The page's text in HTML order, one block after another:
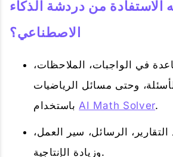
الاستفادة من دردشة الذكاء
الاصطناعي؟
في الواجبات، الملاحظات،
وحتى مسائل الرياضيات
باستخدامAI Math Solver.
التقارير، الرسائل، سير العمل،
وزيادة الإنتاجية.